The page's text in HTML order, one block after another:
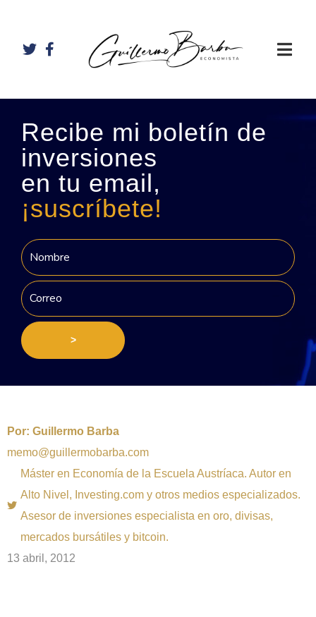
Recibe mi boletín de
inversiones
en tu email,
¡suscríbete!
>
Por: Guillermo Barba
memo@guillermobarba.com
Máster en Economía de la Escuela Austríaca. Autor en
Alto Nivel, Investing.com y otros medios especializados.
Asesor de inversiones especialista en oro, divisas,
mercados bursátiles y bitcoin.
13 abril, 2012